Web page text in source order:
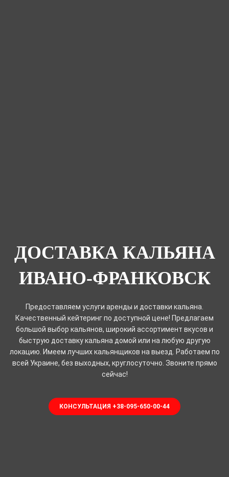
ДОСТАВКА КАЛЬЯНА
ИВАНО-ФРАНКОВСК
Предоставляем услуги аренды и доставки кальяна.
Качественный кейтеринг по доступной цене! Предлагаем
большой выбор кальянов, широкий ассортимент вкусов и
быструю доставку кальяна домой или на любую другую
локацию. Имеем лучших кальянщиков на выезд. Работаем по
всей Украине, без выходных, круглосуточно. Звоните прямо
сейчас!
КОНСУЛЬТАЦИЯ +38-095-650-00-44